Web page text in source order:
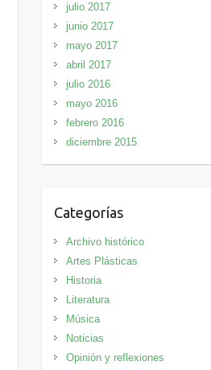
julio 2017
junio 2017
mayo 2017
abril 2017
julio 2016
mayo 2016
febrero 2016
diciembre 2015
Categorías
Archivo histórico
Artes Plásticas
Historia
Literatura
Música
Noticias
Opinión y reflexiones